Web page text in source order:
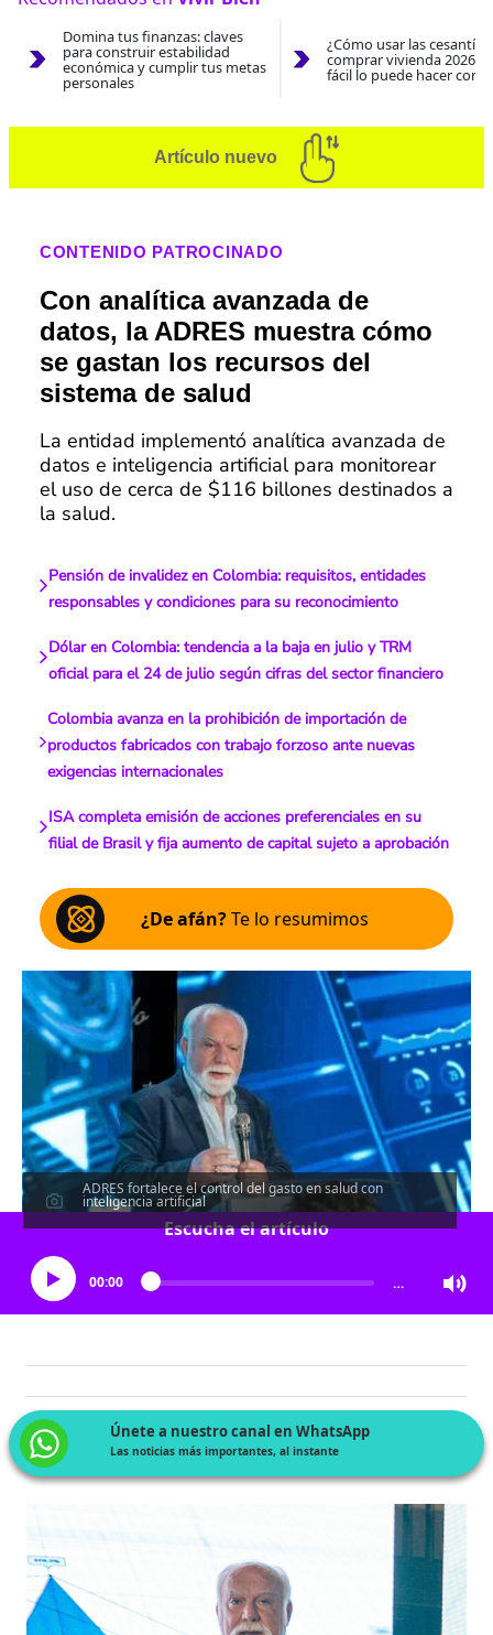
Domina tus finanzas: claves
para construir estabilidad
económica y cumplir tus metas
personales
¿Cómo usar las
comprar vivienda 2026?
fácil lo puede hacer con
Artículo nuevo
CONTENIDO PATROCINADO
Con analítica avanzada de
datos, la ADRES muestra cómo
se gastan los recursos del
sistema de salud
La entidad implementó analítica avanzada de
datos e inteligencia artificial para monitorear
el uso de cerca de $116 billones destinados a
la salud.
Pensión de invalidez en Colombia: requisitos, entidades
responsables y condiciones para su reconocimiento
Dólar en Colombia: tendencia a la baja en julio y TRM
oficial para el 24 de julio según cifras del sector financiero
Colombia avanza en la prohibición de importación de
productos fabricados con trabajo forzoso ante nuevas
exigencias internacionales
ISA completa emisión de acciones preferenciales en su
filial de Brasil y fija aumento de capital sujeto a aprobación
¿De afán?Te lo resumimos
ADRES fortalece el control del gasto en salud con
inteligencia artificial
Escucha el artículo
00:00 …
Únete a nuestro canal en WhatsApp
Las noticias más importantes, al instante